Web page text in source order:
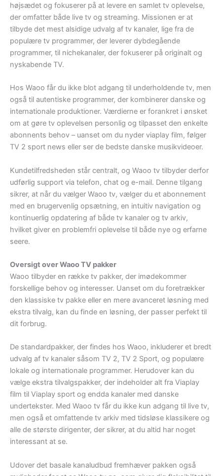
højsædet og fokuserer på at levere en samlet tv oplevelse,
der omfatter både live tv og streaming. Missionen er at
tilbyde det mest alsidige udvalg af tv kanaler, lige fra de
populære tv programmer, der leverer dybdegående
programmer, til nichekanaler, der fokuserer på originalt og
nyskabende TV.
Hos Waoo får du ikke blot adgang til underholdende tv, men
også til autentiske programmer, der kombinerer danske og
internationale produktioner. Værdierne er forankret i ønsket
om at gøre tv oplevelsen personlig og tilpasset den enkelte
abonnents behov – uanset om du nyder viaplay film, følger
TV 2 sport news eller ser de bedste danske musikvideoer.
Kundetilfredsheden står centralt, og Waoo tv tilbyder derfor
udførlig support via telefon, chat og e-mail. Denne tilgang
sikrer, at når du vælger Waoo tv, vælger du et abonnement
med en brugervenlig opsætning, en intuitiv navigation og
kontinuerlig opdatering af både tv kanaler og tv arkiv,
hvilket giver en problemfri oplevelse til både nye og erfarne
seere.
Oversigt over Waoo TV pakker
Waoo tilbyder en række tv pakker, der imødekommer
forskellige behov og interesser. Uanset om du foretrækker
den klassiske tv pakke eller en mere avanceret løsning med
ekstra tilvalg, kan du finde en løsning, der passer perfekt til
dit forbrug.
De standardpakker, der findes hos Waoo, inkluderer et bredt
udvalg af tv kanaler såsom TV 2, TV 2 Sport, og populære
lokale og internationale programmer. Herudover kan du
vælge ekstra tilvalgspakker, der indeholder alt fra Viaplay
film til Viaplay sport og endda kanaler med danske
undertekster. Med Waoo tv får du ikke kun adgang til live tv,
men også et omfattende tv arkiv med tidsløse klassikere og
alle de største dirigenter, der sikrer, at du altid har noget
interessant at se.
Udover det basale kanaludbud fremhæver pakken også